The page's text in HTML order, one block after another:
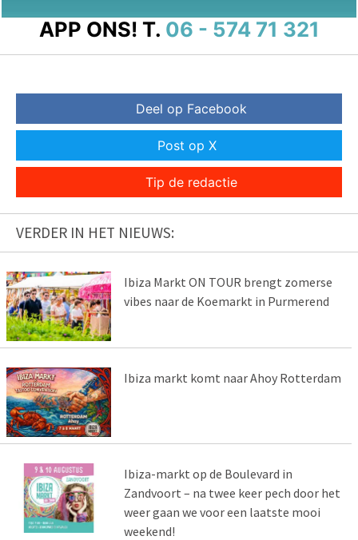
APP ONS! T. 06 - 574 71 321
Deel op Facebook
Post op X
Tip de redactie
VERDER IN HET NIEUWS:
Ibiza Markt ON TOUR brengt zomerse
vibes naar de Koemarkt in Purmerend
Ibiza markt komt naar Ahoy Rotterdam
Ibiza-markt op de Boulevard in
Zandvoort – na twee keer pech door het
weer gaan we voor een laatste mooi
weekend!